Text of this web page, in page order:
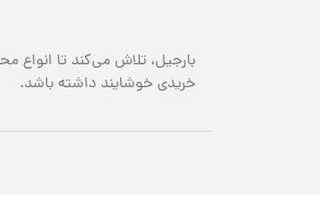
بارجیل، تلاش می‌کند تا انواع
خریدی خوشایند داشته باشد.